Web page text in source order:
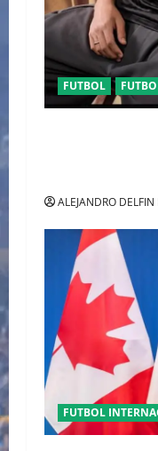
FUTBOL
ALEJANDRO
FUTBOL